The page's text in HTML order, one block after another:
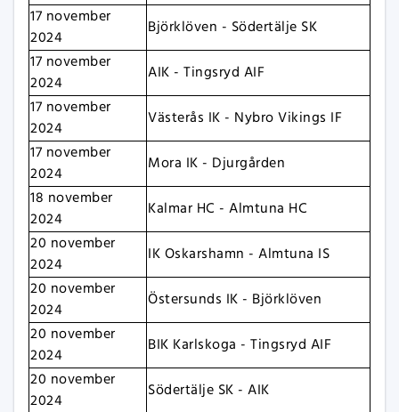
17 november
2024
Björklöven - Södertälje SK
17 november
2024
AIK - Tingsryd AIF
17 november
2024
Västerås IK - Nybro Vikings IF
17 november
2024
Mora IK - Djurgården
18 november
2024
Kalmar HC - Almtuna HC
20 november
2024
IK Oskarshamn - Almtuna IS
20 november
2024
Östersunds IK - Björklöven
20 november
2024
BIK Karlskoga - Tingsryd AIF
20 november
2024
Södertälje SK - AIK